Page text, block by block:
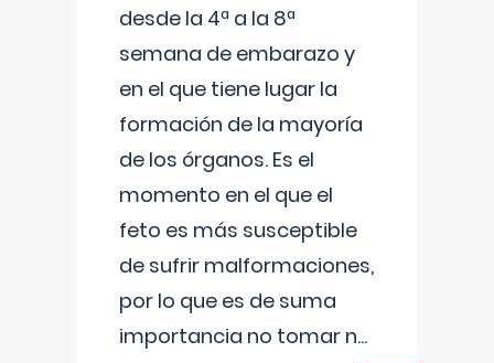
desde la 4ª a la 8ª
semana de embarazo y
en el que tiene lugar la
formación de la mayoría
de los órganos. Es el
momento en el que el
feto es más susceptible
de sufrir malformaciones,
por lo que es de suma
importancia no tomar n...